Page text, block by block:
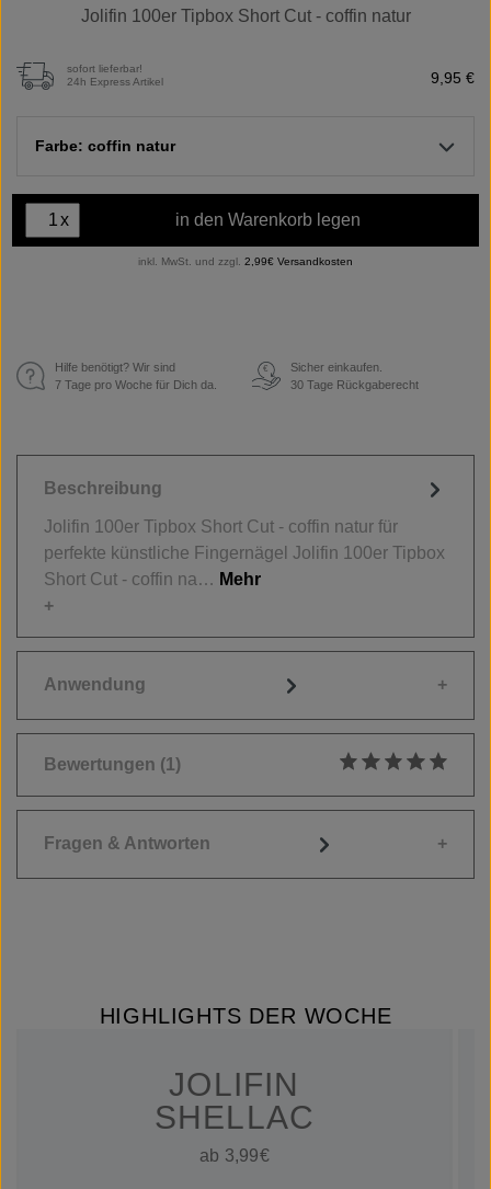
Jolifin 100er Tipbox Short Cut - coffin natur
sofort lieferbar!
24h Express Artikel
9,95 €
Farbe: coffin natur
x in den Warenkorb legen
inkl. MwSt. und zzgl. 2,99€ Versandkosten
Hilfe benötigt? Wir sind
7 Tage pro Woche für Dich da.
€
Sicher einkaufen.
30 Tage Rückgaberecht
Beschreibung
Jolifin 100er Tipbox Short Cut - coffin natur für
perfekte künstliche Fingernägel Jolifin 100er Tipbox
Short Cut - coffin na… Mehr
Anwendung
Bewertungen (1)
Fragen & Antworten
HIGHLIGHTS DER WOCHE
JOLIFIN
SHELLAC
ab 3,99€